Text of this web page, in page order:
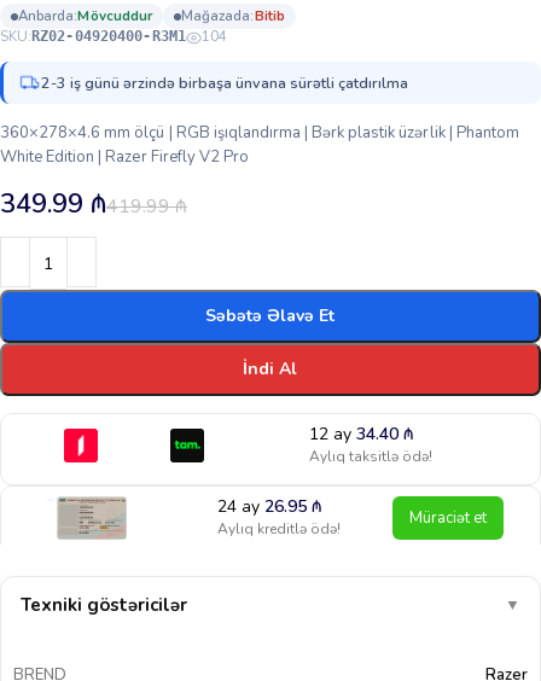
anbarda: mövcuddur mağazada:
bi̇ti̇b
SKU: RZ02-04920400-R3M1 104
2-3 iş günü ərzində birbaşa ünvana sürətli çatdırılma
360×278×4.6 mm ölçü | RGB işıqlandırma | Bərk plastik üzərlik | Phantom
White Edition | Razer Firefly V2 Pro
419.99₼
349.99 ₼
Səbətə Əlavə Et
İndi Al
12 ay 34.40 ₼
Aylıq taksitlə ödə!
24 ay26.95₼
Aylıq kreditlə ödə! Müraciət et
Texniki göstəricilər ▼
BREND Razer